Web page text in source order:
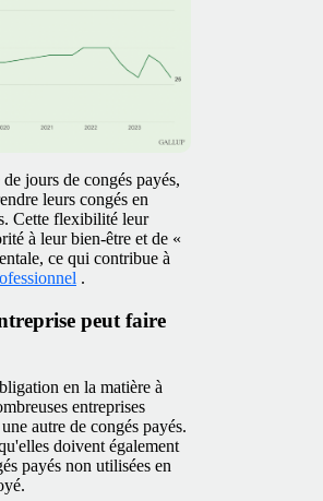
jours de congés payés,
leurs congés en
Cette flexibilité leur
à leur bien-être et de «
ce qui contribue à
.
peut faire
en la matière à
entreprises
autre de congés payés.
doivent également
payés non utilisées en